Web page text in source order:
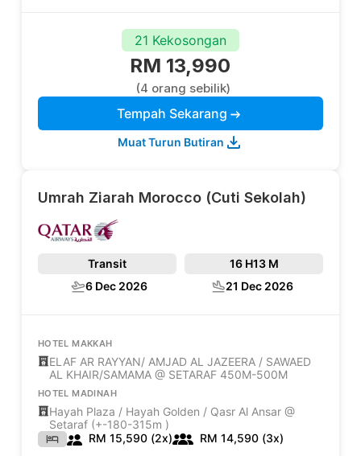
21 Kekosongan
RM 13,990
(4 orang sebilik)
Tempah Sekarang
Muat Turun Butiran
Umrah Ziarah Morocco (Cuti Sekolah)
Transit 16 H13 M
6 Dec 2026
21 Dec 2026
HOTEL MAKKAH
ELAF AR RAYYAN/ AMJAD AL JAZEERA / SAWAED
AL KHAIR/SAMAMA @ SETARAF 450M-500M
HOTEL MADINAH
Hayah Plaza / Hayah Golden / Qasr Al Ansar @
Setaraf (+-180-315m )
RM 15,590 (2x)
RM 14,590 (3x)